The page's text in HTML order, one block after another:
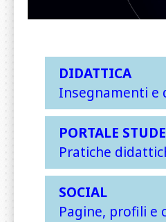
DIDATTICA
Insegnamenti e
PORTALE
Pratiche
SOCIAL
Pagine, profili e